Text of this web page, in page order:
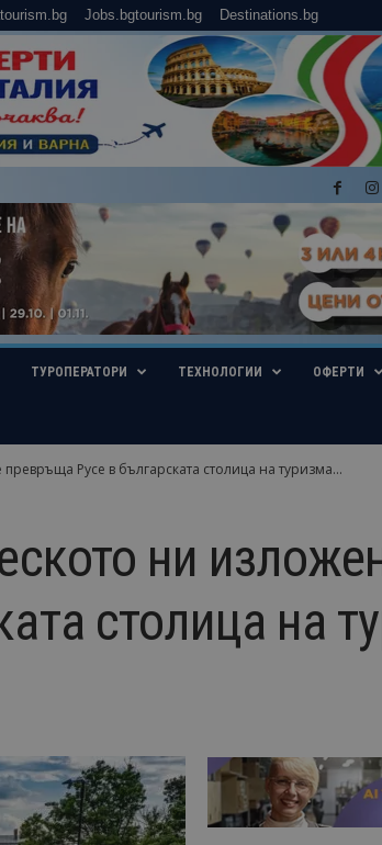
Jobs.bgtourism.bg Destinations.bg
ТУРОПЕРАТОРИ ТЕХНОЛОГИИ ОФЕРТИ
Русе в българската столица на туризма...
ни
столица на